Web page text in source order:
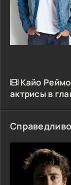
Кайо
актрисы в